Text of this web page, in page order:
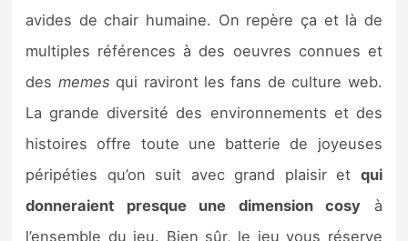
avides de chair humaine. On repère ça et là de
multiples références à des oeuvres connues et
des memes qui raviront les fans de culture web.
La grande diversité des environnements et des
histoires offre toute une batterie de joyeuses
péripéties qu’on suit avec grand plaisir et qui
donneraient presque une dimension cosy à
l’ensemble du jeu. Bien sûr, le jeu vous réserve